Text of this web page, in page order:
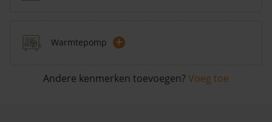
Warmtepomp +
Andere kenmerken toevoegen? Voeg toe